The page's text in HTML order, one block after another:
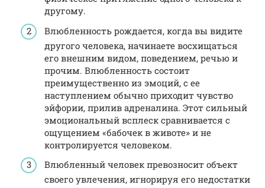
другому.
Влюбленность рождается, когда вы видите
другого человека, начинаете восхищаться
его внешним видом, поведением, речью и
прочим. Влюбленность состоит
преимущественно из эмоций, с ее
наступлением обычно приходит чувство
эйфории, прилив адреналина. Этот сильный
эмоциональный всплеск сравнивается с
ощущением «бабочек в животе» и не
контролируется человеком.
Влюбленный человек превозносит объект
своего увлечения, игнорируя его недостатки